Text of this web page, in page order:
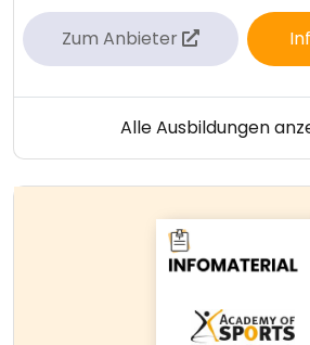
Zum Anbieter
Alle Ausbildungen